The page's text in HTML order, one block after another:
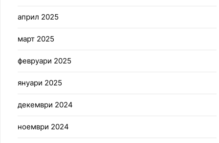
април 2025
март 2025
февруари 2025
януари 2025
декември 2024
ноември 2024